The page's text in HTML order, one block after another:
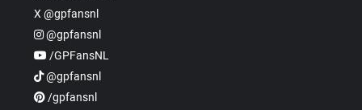
X @gpfansnl
@gpfansnl
/GPFansNL
@gpfansnl
/gpfansnl